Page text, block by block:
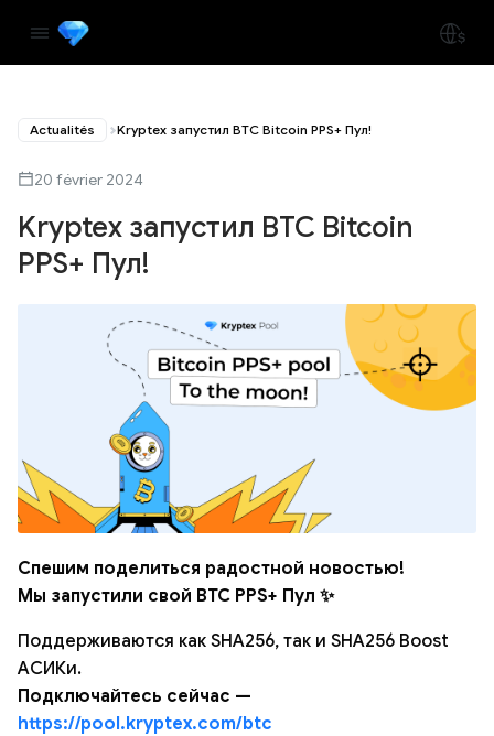
Actualités Kryptex запустил BTC Bitcoin PPS+ Пул!
20 février 2024
Kryptex запустил BTC Bitcoin
PPS+ Пул!
Спешим поделиться радостной новостью!
Мы запустили свой BTC PPS+ Пул ✨
Поддерживаются как SHA256, так и SHA256 Boost
АСИКи.
Подключайтесь сейчас —
https://pool.kryptex.com/btc